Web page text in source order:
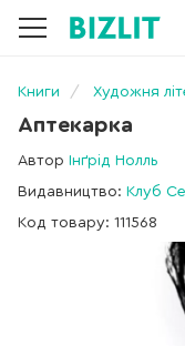
Книги Художня
Аптекарка
Автор Інґрід Нолль
Видавництво: Клуб
Код товару: 111568